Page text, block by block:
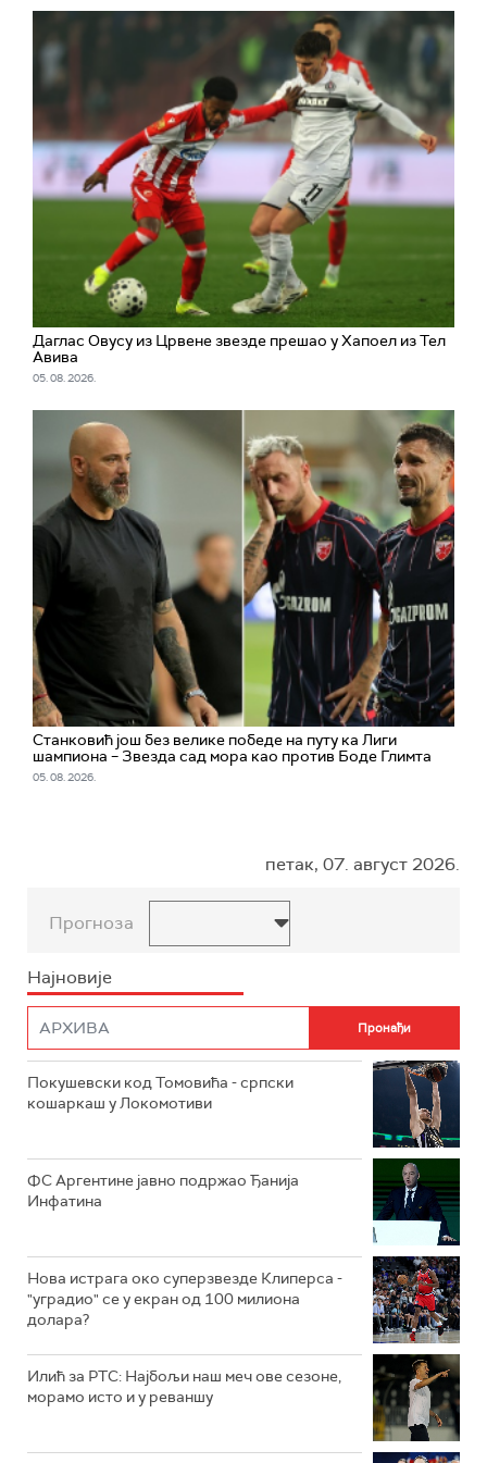
Даглас Овусу из Црвене звезде прешао у Хапоел из Тел
Авива
05. 08. 2026.
Станковић још без велике победе на путу ка Лиги
шампиона – Звезда сад мора као против Боде Глимта
05. 08. 2026.
петак, 07. август 2026.
Прогноза
Најновије
Покушевски код Томовића - српски
кошаркаш у Локомотиви
ФС Аргентине јавно подржао Ђанија
Инфатина
Нова истрага око суперзвезде Клиперса -
"уградио" се у екран од 100 милиона
долара?
Илић за РТС: Најбољи наш меч ове сезоне,
морамо исто и у реваншу